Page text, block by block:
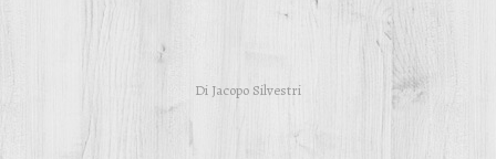
Di Jacopo Silvestri